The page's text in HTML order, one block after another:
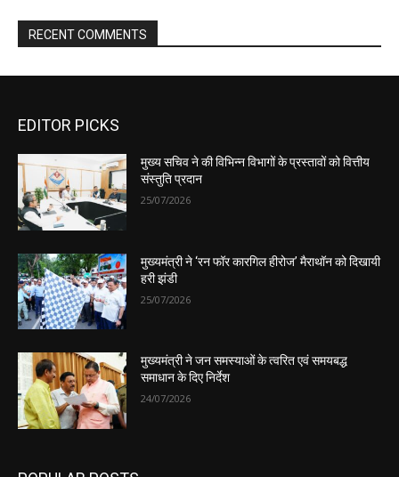
EDITOR PICKS
मुख्य सचिव ने की विभिन्न विभागों के प्रस्तावों को वित्तीय
संस्तुति प्रदान
25/07/2026
मुख्यमंत्री ने ‘रन फॉर कारगिल हीरोज’ मैराथॉन को दिखायी
हरी झंडी
25/07/2026
मुख्यमंत्री ने जन समस्याओं के त्वरित एवं समयबद्ध
समाधान के दिए निर्देश
24/07/2026